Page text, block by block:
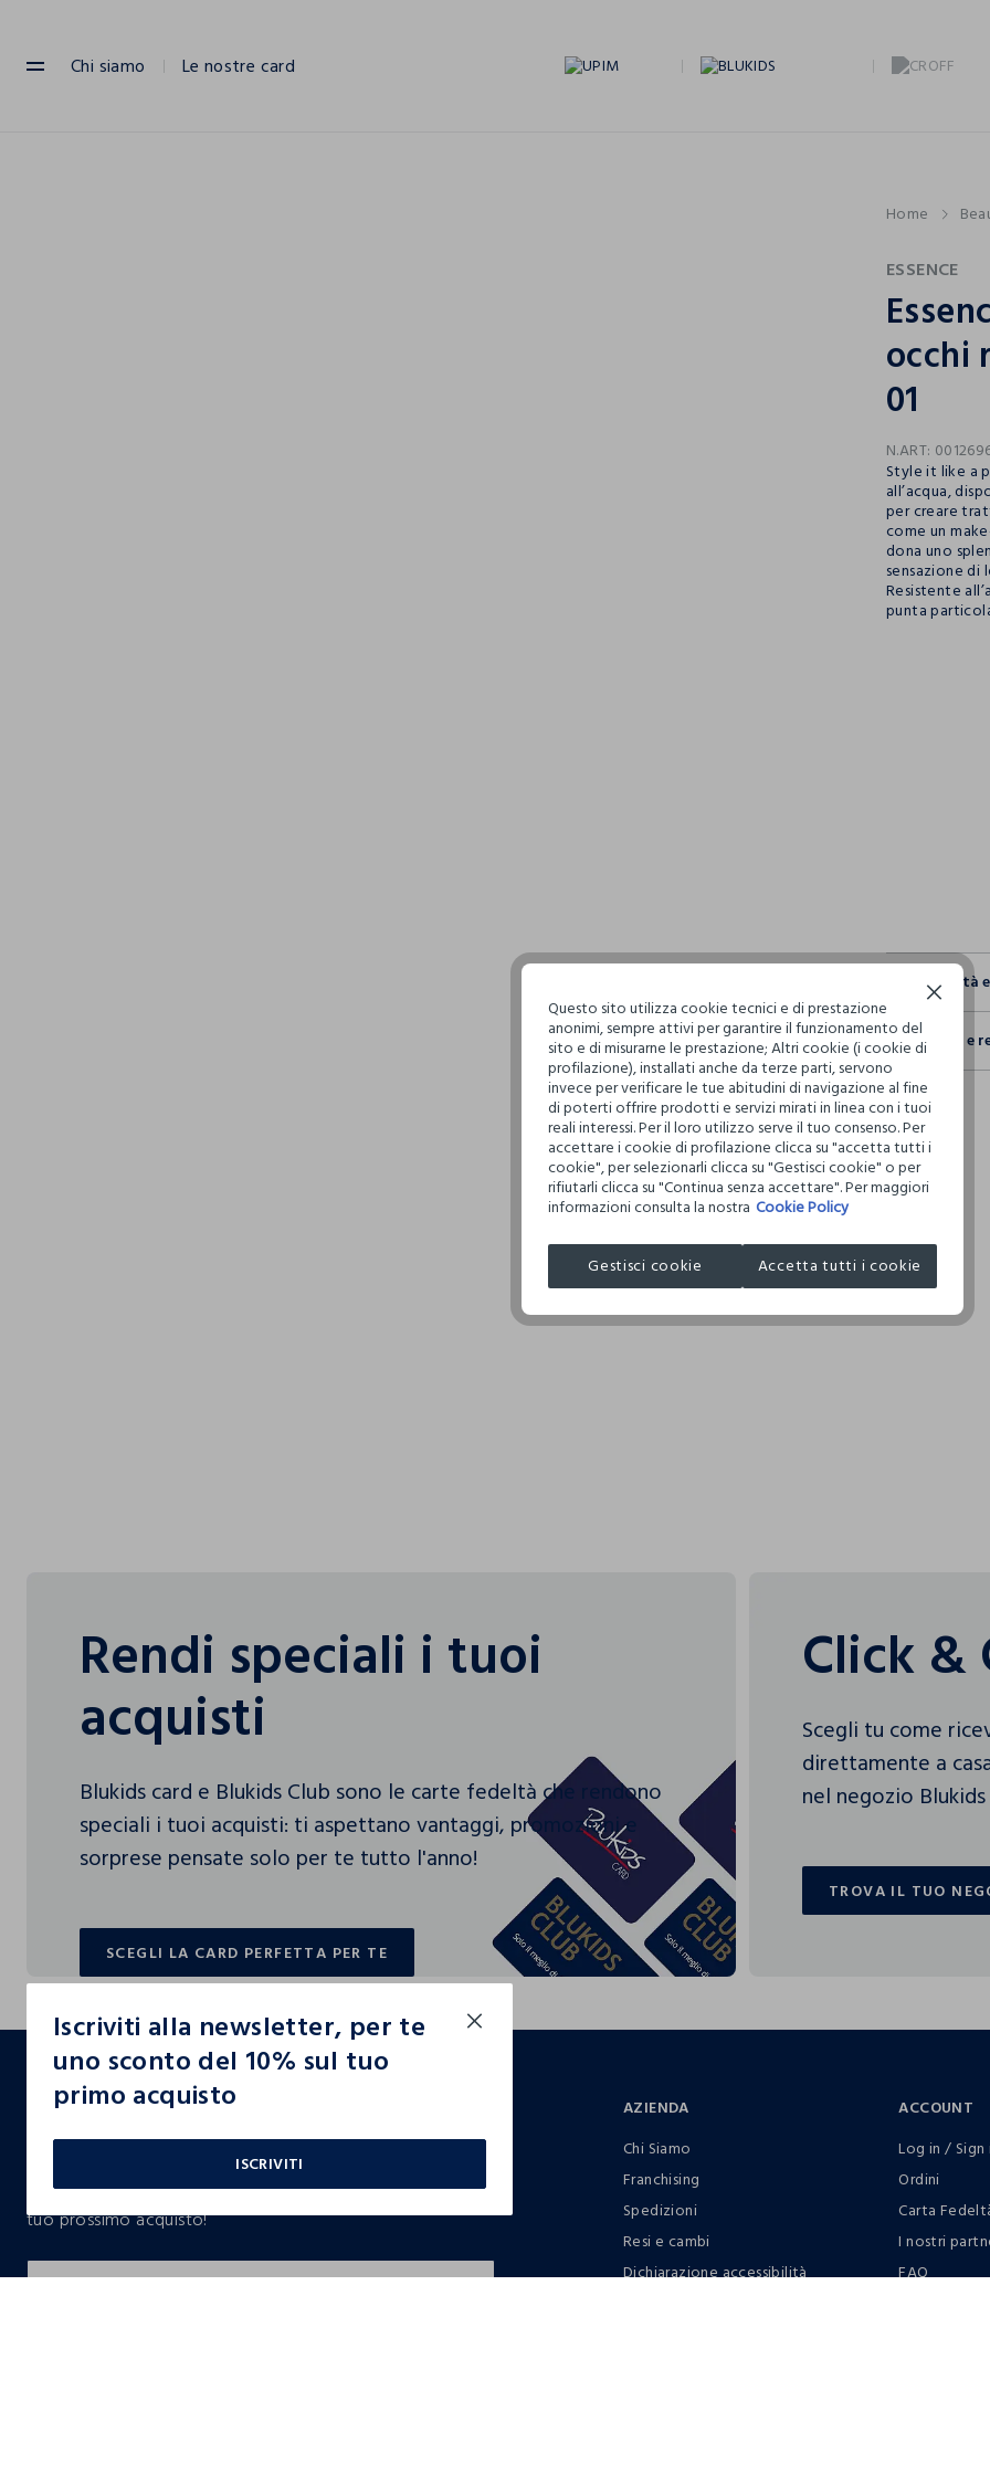
Chi siamo Le nostre card
Home
ESSENCE
occhi
01
N.ART:
Style it like a
all’acqua,
per creare
come un
dona uno
sensazione di
Resistente
punta
Sostenibilità
Sicurezza
Il 100% dei
fisici, per
definito per
restrittivi
Clicca qui
COSNOVA
MADE IN
Spedizione e
Hai fino a
per
Rendi speciali i tuoi
acquisti
Blukids card e Blukids Club sono le carte fedeltà che rendono
speciali i tuoi acquisti: ti aspettano vantaggi, promozioni e
sorprese pensate solo per te tutto l'anno!
SCEGLI LA CARD PERFETTA PER TE
SCEGLI LA CARD PERFETTA PER TE
Click &
Scegli tu come
direttamente a
nel negozio
TROVA IL TUO
TROVA IL TUO
Iscriviti alla newsletter, per te
uno sconto del 10% sul tuo
primo acquisto
ISCRIVITI
footer.ariatitle
Un click, un regalo:
-10% subito per te 💌
Iscriviti ora alla newsletter e ottieni il-10% di scontosul
tuo prossimo acquisto!
AZIENDA
Chi Siamo
Franchising
Spedizioni
Resi e cambi
Dichiarazione accessibilità
ACCOUNT
Log in / Sign
Ordini
Carta
I nostri
FAQ
Questo sito utilizza cookie tecnici e di prestazione
anonimi, sempre attivi per garantire il funzionamento del
sito e di misurarne le prestazione; Altri cookie (i cookie di
profilazione), installati anche da terze parti, servono
invece per verificare le tue abitudini di navigazione al fine
di poterti offrire prodotti e servizi mirati in linea con i tuoi
reali interessi. Per il loro utilizzo serve il tuo consenso. Per
accettare i cookie di profilazione clicca su "accetta tutti i
cookie", per selezionarli clicca su "Gestisci cookie" o per
rifiutarli clicca su "Continua senza accettare". Per maggiori
informazioni consulta la nostra Cookie Policy
Gestisci cookie Accetta tutti i cookie
Continua senza accettare